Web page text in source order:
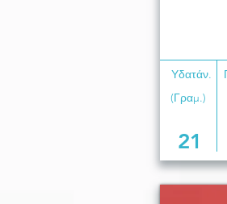
Υδατάν.
(Γραμ.)
21